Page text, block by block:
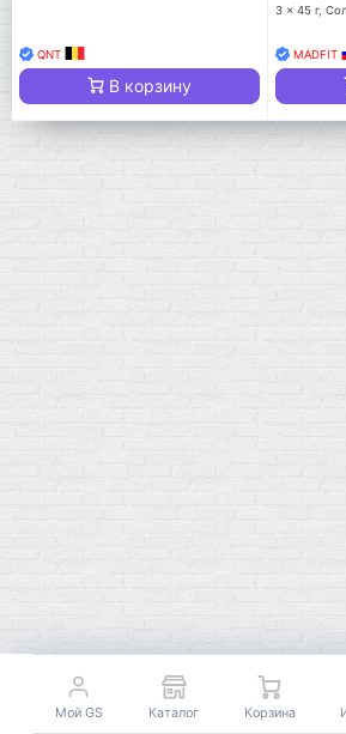
QNT
В корзину
3 x 45 г,
MADFIT
Нам 17 лет
Среди наших клиентов
др
Мой GS Каталог Корзина